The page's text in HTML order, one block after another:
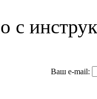
с
Ваш e-mail: